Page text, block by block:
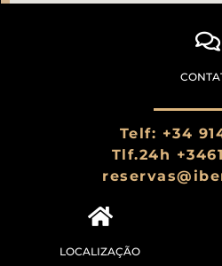
LOCALIZAÇÃO
Telf: +34
Tlf.24h